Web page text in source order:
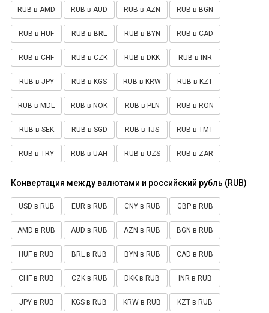
RUB в AMD RUB в AUD RUB в AZN RUB в BGN
RUB в HUF RUB в BRL RUB в BYN RUB в CAD
RUB в CHF RUB в CZK RUB в DKK RUB в INR
RUB в JPY RUB в KGS RUB в KRW RUB в KZT
RUB в MDL RUB в NOK RUB в PLN RUB в RON
RUB в SEK RUB в SGD RUB в TJS RUB в TMT
RUB в TRY RUB в UAH RUB в UZS RUB в ZAR
Конвертация между валютами и российский рубль (RUB)
USD в RUB EUR в RUB CNY в RUB GBP в RUB
AMD в RUB AUD в RUB AZN в RUB BGN в RUB
HUF в RUB BRL в RUB BYN в RUB CAD в RUB
CHF в RUB CZK в RUB DKK в RUB INR в RUB
JPY в RUB KGS в RUB KRW в RUB KZT в RUB